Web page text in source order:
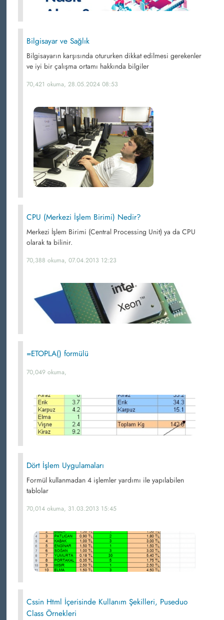
Bilgisayar ve Sağlık
Bilgisayarın karşısında otururken dikkat edilmesi gerekenler
ve iyi bir çalışma ortamı hakkında bilgiler
70,421 okuma, 28.05.2024 08:53
CPU (Merkezi İşlem Birimi) Nedir?
Merkezi İşlem Birimi (Central Processing Unit) ya da CPU
olarak ta bilinir.
70,388 okuma, 07.04.2013 12:23
=ETOPLA() formülü
70,049 okuma,
Dört İşlem Uygulamaları
Formül kullanmadan 4 işlemler yardımı ile yapılabilen
tablolar
70,014 okuma, 31.03.2013 15:45
Cssin Html İçerisinde Kullanım Şekilleri, Puseduo
Class Örnekleri